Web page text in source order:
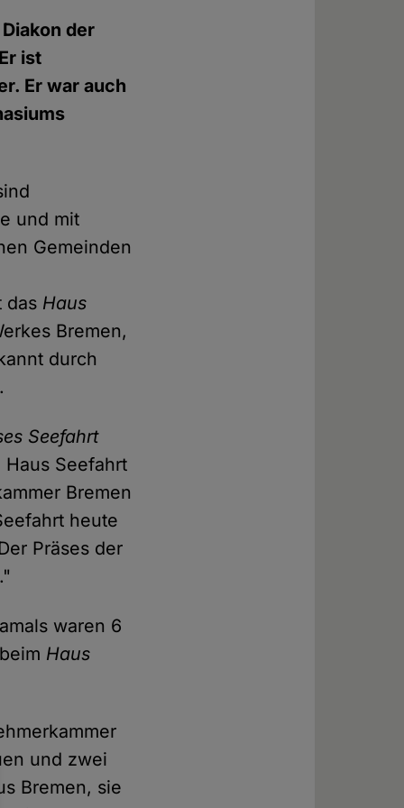
der
ist
Er war auch
und mit
Gemeinden
das Haus
Bremen,
durch
Seefahrt
Haus Seefahrt
Bremen
heute
Präses der
waren 6
Haus
und zwei
Bremen, sie